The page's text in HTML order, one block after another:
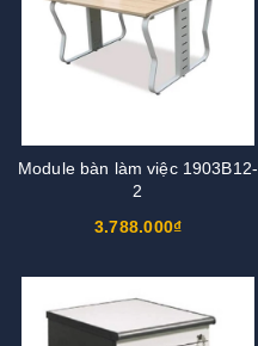
Module bàn làm việc 1903B12-
2
3.788.000₫